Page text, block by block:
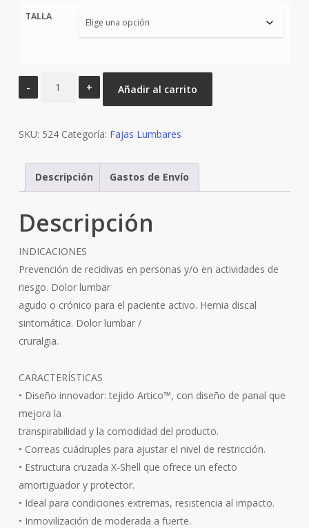
es:
TALLA
LUMBAR
cantidad
Añadir al carrito
SKU: 524 Categoría: Fajas Lumbares
Descripción Gastos de Envío
Descripción
INDICACIONES
Prevención de recidivas en personas y/o en actividades de
riesgo. Dolor lumbar
agudo o crónico para el paciente activo. Hernia discal
sintomática. Dolor lumbar /
cruralgia.
CARACTERÍSTICAS
• Diseño innovador: tejido Artico™, con diseño de panal que
mejora la
transpirabilidad y la comodidad del producto.
• Correas cuádruples para ajustar el nivel de restricción.
• Estructura cruzada X-Shell que ofrece un efecto
amortiguador y protector.
• Ideal para condiciones extremas, resistencia al impacto.
• Inmovilización de moderada a fuerte.